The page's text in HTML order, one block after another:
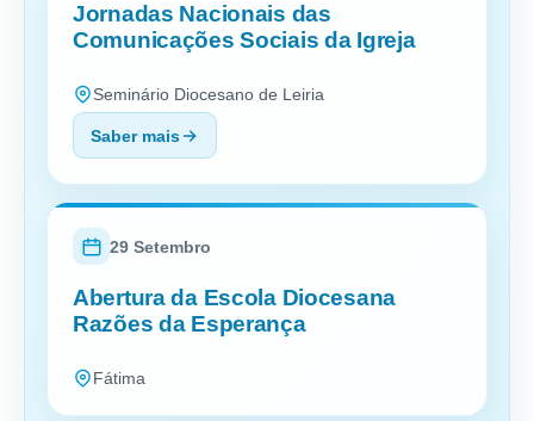
Jornadas Nacionais das
Comunicações Sociais da Igreja
Seminário Diocesano de Leiria
Saber mais
29 Setembro
Abertura da Escola Diocesana
Razões da Esperança
Fátima